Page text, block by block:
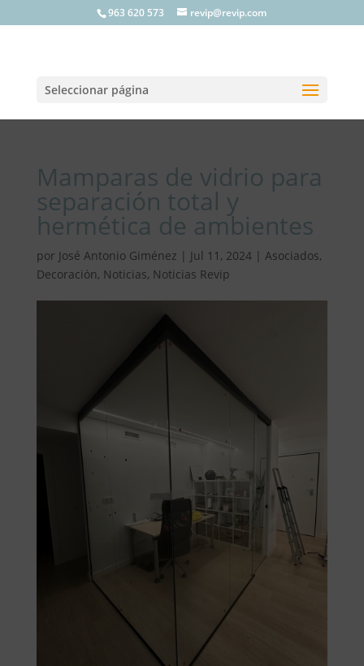
963 620 573 revip@revip.com
Seleccionar página
Mamparas de vidrio para
separación total y
hermética de ambientes
por José Antonio Giménez | Jul 11, 2024| Asociados,
Decoración, Noticias, Noticias Revip